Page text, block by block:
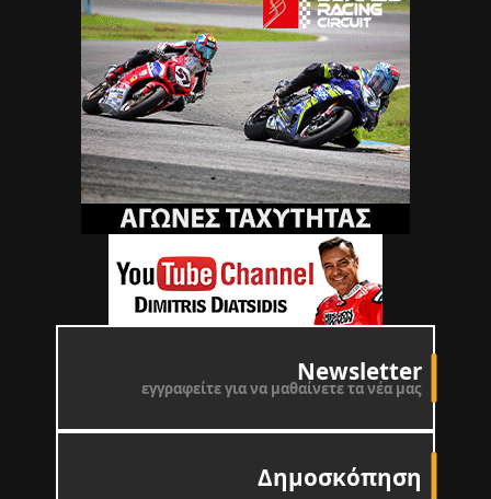
Newsletter
εγγραφείτε για να μαθαίνετε τα νέα μας
Δημοσκόπηση